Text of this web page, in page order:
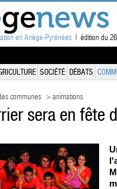
en Ariège-Pyrénées | édition du
SOCIÉTÉ DÉBATS
communes > animations
sera en fête